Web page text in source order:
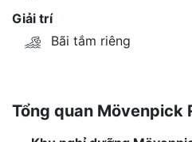
Giải trí
Bãi tắm riêng
Tổng quan Mövenpick